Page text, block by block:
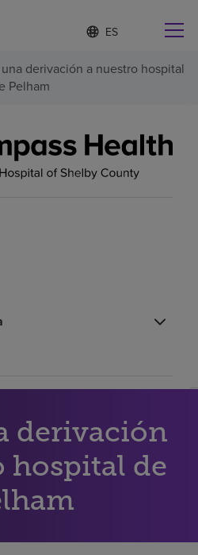
Lista
de
contraída
d
o
e
c
derivación a nuestro hospital
Pelham
derivación
hospital de